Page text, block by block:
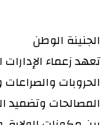
الجنينة الوطن
تعهد زعماء الإدارات
الحروبات
المصالحات وتضميد